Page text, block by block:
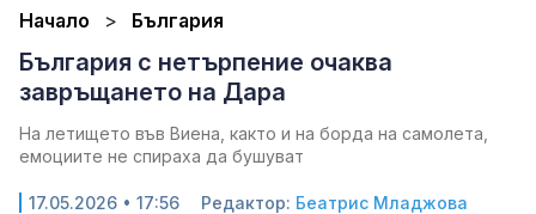
Начало България
България с нетърпение очаква
завръщането на Дара
На летището във Виена, както и на борда на самолета,
емоциите не спираха да бушуват
17.05.2026 • 17:56 Редактор: Беатрис Младжова